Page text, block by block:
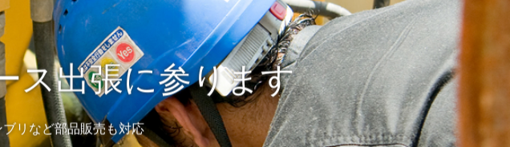
ス出張に参ります
リなど部品販売も対応